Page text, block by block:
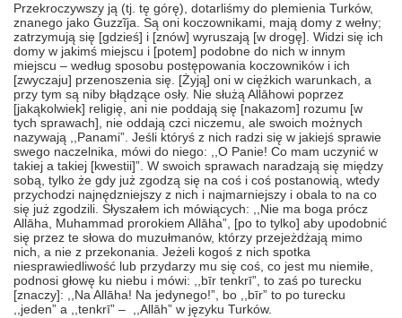
Przekroczywszy ją (tj. tę górę), dotarliśmy do plemienia Turków,
znanego jako Ġuzzĩja. Są oni koczownikami, mają domy z wełny;
zatrzymują się [gdzieś] i [znów] wyruszają [w drogę]. Widzi się ich
domy w jakimś miejscu i [potem] podobne do nich w innym
miejscu – według sposobu postępowania koczowników i ich
[zwyczaju] przenoszenia się. [Żyją] oni w ciężkich warunkach, a
przy tym są niby błądzące osły. Nie służą Allāhowi poprzez
[jakąkolwiek] religię, ani nie poddają się [nakazom] rozumu [w
tych sprawach], nie oddają czci niczemu, ale swoich możnych
nazywają ,,Panami”. Jeśli któryś z nich radzi się w jakiejś sprawie
swego naczelnika, mówi do niego: ,,O Panie! Co mam uczynić w
takiej a takiej [kwestii]”. W swoich sprawach naradzają się między
sobą, tylko że gdy już zgodzą się na coś i coś postanowią, wtedy
przychodzi najnędzniejszy z nich i najmarniejszy i obala to na co
się już zgodzili. Słyszałem ich mówiących: ,,Nie ma boga prócz
Allāha, Muhammad prorokiem Allāha”, [po to tylko] aby upodobnić
się przez te słowa do muzułmanów, którzy przejeżdżają mimo
nich, a nie z przekonania. Jeżeli kogoś z nich spotka
niesprawiedliwość lub przydarzy mu się coś, co jest mu niemiłe,
podnosi głowę ku niebu i mówi: ,,bīr tenkrī”, to zaś po turecku
[znaczy]: ,,Na Allāha! Na jedynego!”, bo ,,bīr” to po turecku
,,jeden” a ,,tenkrī” – ,,Allāh” w języku Turków.